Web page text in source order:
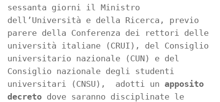
sessanta giorni il Ministro
dell’Università e della Ricerca, previo
parere della Conferenza dei rettori delle
università italiane (CRUI), del Consiglio
universitario nazionale (CUN) e del
Consiglio nazionale degli studenti
universitari (CNSU), adotti un apposito
decreto dove saranno disciplinate le